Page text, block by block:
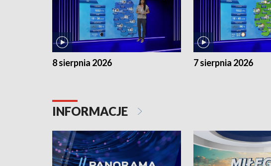
8 sierpnia 2026 7 sierpnia 2026
INFORMACJE